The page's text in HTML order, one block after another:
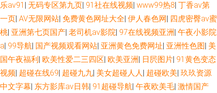
乐av91 | 无码专区第九页| 91社在线视频| www99热8| 丁香av第
一页| AV无限网站| 免费黄色网址大全| 伊人春色网| 四虎密臀av蜜
桃| 亚洲第七页国产| 老司机av影院| 97在线视频亚洲 | 午夜小影院
a| 99导航| 国产视频观看网站| 亚洲黄色免费网址| 亚洲性色图| 美
国午夜福利| 欧美性爱二三四区| 欧美亚洲 | 日屄图片| 91黄色变态
视频| 超碰在线69| 超碰九九| 美女超碰人人| 超碰欧美| 玖玖资源
中文字幕| 东方影库av日韩| 91超碰导航| 午夜欧美毛| 激情国产